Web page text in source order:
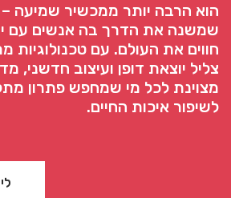
הוא הרבה יותר ממכשיר שמיעה
שמשנה את הדרך בה אנשים עם
חווים את העולם. עם טכנולוגיות
צליל יוצאת דופן ועיצוב חדשני,
מצוינת לכל מי שמחפש פתרון
לשיפור איכות החיים.